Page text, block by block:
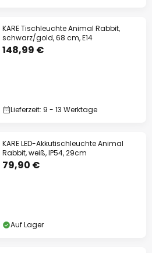
KARE Tischleuchte Animal Rabbit,
schwarz/gold, 68 cm, E14
148,99 €
Lieferzeit: 9 - 13 Werktage
KARE LED-Akkutischleuchte Animal
Rabbit, weiß, IP54, 29cm
79,90 €
Auf Lager